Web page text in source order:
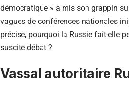
démocratique » a mis son grappin
vagues de conférences nationales
précise, pourquoi la Russie fait-elle
suscite débat ?
Vassal autoritaire